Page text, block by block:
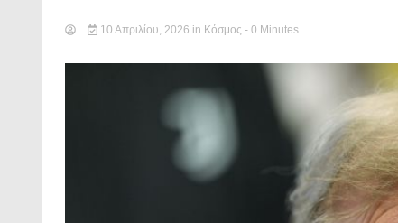
10 Απριλίου, 2026 in Κόσμος - 0 Minutes